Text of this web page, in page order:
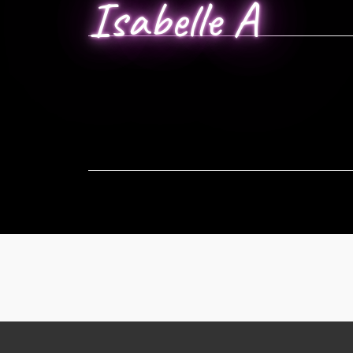
Isabelle A